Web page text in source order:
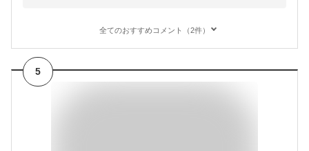
全てのおすすめコメント（2件）
5